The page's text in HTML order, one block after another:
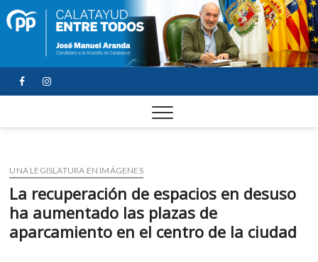
FACEBOOK
YOUTUBE
INSTAGRAM
UNA LEGISLATURA EN IMÁGENES
La recuperación de espacios en desuso
ha aumentado las plazas de
aparcamiento en el centro de la ciudad